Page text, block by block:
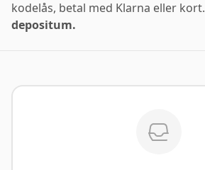
kodelås, betal med Klarna eller kort.
depositum.